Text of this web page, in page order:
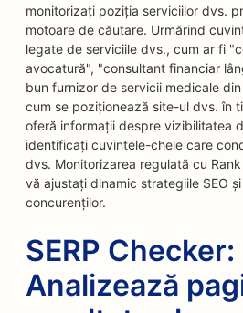
monitorizați poziția serviciilor dvs.
motoare de căutare. Urmărind
legate de serviciile dvs., cum ar fi
avocatură", "consultant financiar
bun furnizor de servicii medicale
cum se poziționează site-ul dvs. în
oferă informații despre vizibilitatea
identificați cuvintele-cheie care
dvs. Monitorizarea regulată cu
vă ajustați dinamic strategiile SEO
concurenților.
SERP Checker:
Analizează